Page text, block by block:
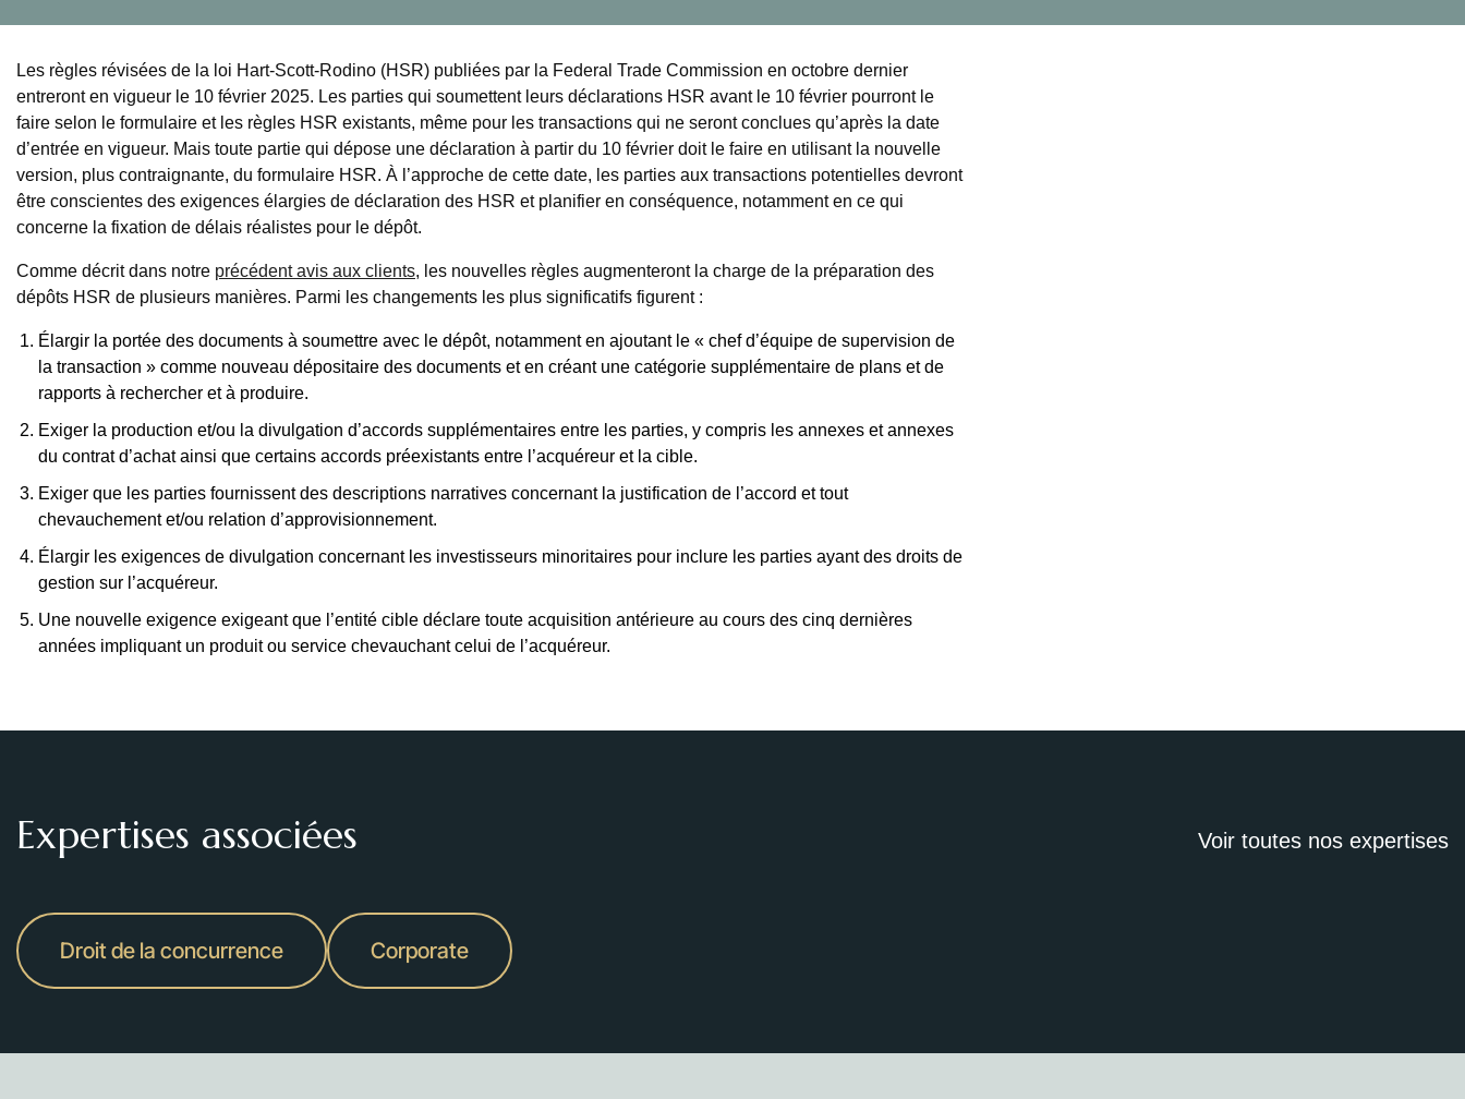
Les règles révisées de la loi Hart-Scott-Rodino (HSR) publiées par la Federal Trade Commission en octobre dernier
entreront en vigueur le 10 février 2025. Les parties qui soumettent leurs déclarations HSR avant le 10 février pourront le
faire selon le formulaire et les règles HSR existants, même pour les transactions qui ne seront conclues qu’après la date
d’entrée en vigueur. Mais toute partie qui dépose une déclaration à partir du 10 février doit le faire en utilisant la nouvelle
version, plus contraignante, du formulaire HSR. À l’approche de cette date, les parties aux transactions potentielles devront
être conscientes des exigences élargies de déclaration des HSR et planifier en conséquence, notamment en ce qui
concerne la fixation de délais réalistes pour le dépôt.
Comme décrit dans notre précédent avis aux clients, les nouvelles règles augmenteront la charge de la préparation des
dépôts HSR de plusieurs manières. Parmi les changements les plus significatifs figurent :
Élargir la portée des documents à soumettre avec le dépôt, notamment en ajoutant le « chef d’équipe de supervision de
la transaction » comme nouveau dépositaire des documents et en créant une catégorie supplémentaire de plans et de
rapports à rechercher et à produire.
Exiger la production et/ou la divulgation d’accords supplémentaires entre les parties, y compris les annexes et annexes
du contrat d’achat ainsi que certains accords préexistants entre l’acquéreur et la cible.
Exiger que les parties fournissent des descriptions narratives concernant la justification de l’accord et tout
chevauchement et/ou relation d’approvisionnement.
Élargir les exigences de divulgation concernant les investisseurs minoritaires pour inclure les parties ayant des droits de
gestion sur l’acquéreur.
Une nouvelle exigence exigeant que l’entité cible déclare toute acquisition antérieure au cours des cinq dernières
années impliquant un produit ou service chevauchant celui de l’acquéreur.
Expertises associées Voir toutes nos expertises
Droit de la concurrence Corporate